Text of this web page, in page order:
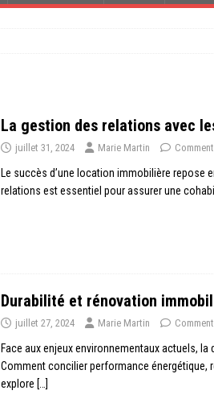
La gestion des relations avec
juillet 31, 2024 Marie Martin
Le succès d’une location immobilière repose
relations est essentiel pour assurer une
Durabilité et rénovation
juillet 27, 2024 Marie Martin
Face aux enjeux environnementaux actuels,
Comment concilier performance énergétique,
explore […]